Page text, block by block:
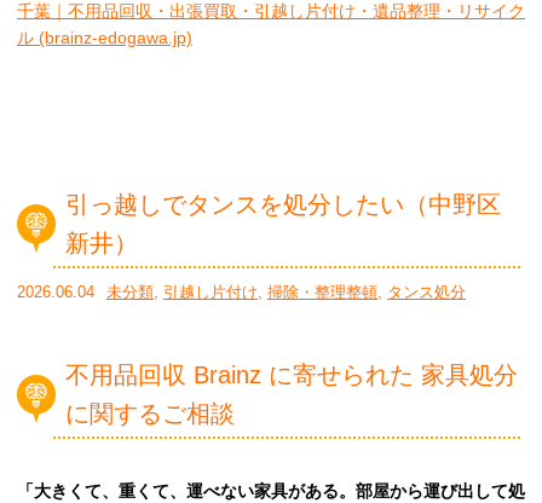
千葉｜不用品回収・出張買取・引越し片付け・遺品整理・リサイク
ル (brainz-edogawa.jp)
引っ越しでタンスを処分したい（中野区
新井）
2026.06.04 未分類, 引越し片付け, 掃除・整理整頓, タンス処分
不用品回収 Brainz に寄せられた 家具処分
に関するご相談
「大きくて、重くて、運べない家具がある。部屋から運び出して処